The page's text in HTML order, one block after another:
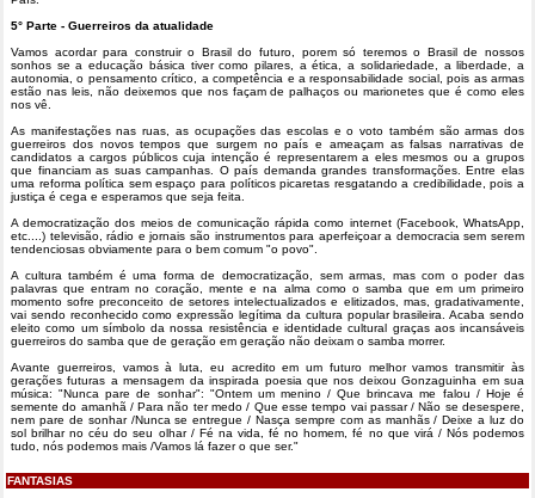
5° Parte - Guerreiros da atualidade
Vamos acordar para construir o Brasil do futuro, porem só teremos o Brasil de nossos
sonhos se a educação básica tiver como pilares, a ética, a solidariedade, a liberdade, a
autonomia, o pensamento crítico, a competência e a responsabilidade social, pois as armas
estão nas leis, não deixemos que nos façam de palhaços ou marionetes que é como eles
nos vê.
As manifestações nas ruas, as ocupações das escolas e o voto também são armas dos
guerreiros dos novos tempos que surgem no país e ameaçam as falsas narrativas de
candidatos a cargos públicos cuja intenção é representarem a eles mesmos ou a grupos
que financiam as suas campanhas. O país demanda grandes transformações. Entre elas
uma reforma política sem espaço para políticos picaretas resgatando a credibilidade, pois a
justiça é cega e esperamos que seja feita.
A democratização dos meios de comunicação rápida como internet (Facebook, WhatsApp,
etc....) televisão, rádio e jornais são instrumentos para aperfeiçoar a democracia sem serem
tendenciosas obviamente para o bem comum "o povo".
A cultura também é uma forma de democratização, sem armas, mas com o poder das
palavras que entram no coração, mente e na alma como o samba que em um primeiro
momento sofre preconceito de setores intelectualizados e elitizados, mas, gradativamente,
vai sendo reconhecido como expressão legítima da cultura popular brasileira. Acaba sendo
eleito como um símbolo da nossa resistência e identidade cultural graças aos incansáveis
guerreiros do samba que de geração em geração não deixam o samba morrer.
Avante guerreiros, vamos à luta, eu acredito em um futuro melhor vamos transmitir às
gerações futuras a mensagem da inspirada poesia que nos deixou Gonzaguinha em sua
música: "Nunca pare de sonhar": "Ontem um menino / Que brincava me falou / Hoje é
semente do amanhã / Para não ter medo / Que esse tempo vai passar / Não se desespere,
nem pare de sonhar /Nunca se entregue / Nasça sempre com as manhãs / Deixe a luz do
sol brilhar no céu do seu olhar / Fé na vida, fé no homem, fé no que virá / Nós podemos
tudo, nós podemos mais /Vamos lá fazer o que ser."
FANTASIAS